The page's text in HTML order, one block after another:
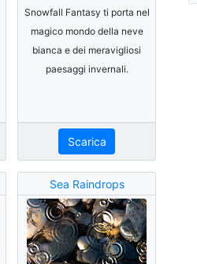
Snowfall Fantasy ti porta nel
magico mondo della neve
bianca e dei meravigliosi
paesaggi invernali.
Scarica
Sea Raindrops